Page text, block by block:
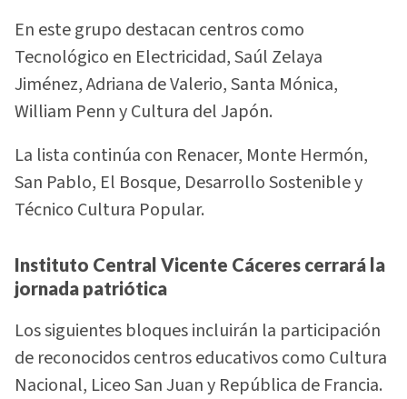
En este grupo destacan centros como
Tecnológico en Electricidad, Saúl Zelaya
Jiménez, Adriana de Valerio, Santa Mónica,
William Penn y Cultura del Japón.
La lista continúa con Renacer, Monte Hermón,
San Pablo, El Bosque, Desarrollo Sostenible y
Técnico Cultura Popular.
Instituto Central Vicente Cáceres cerrará la
jornada patriótica
Los siguientes bloques incluirán la participación
de reconocidos centros educativos como Cultura
Nacional, Liceo San Juan y República de Francia.